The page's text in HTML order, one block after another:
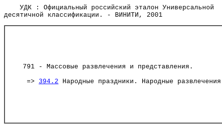
УДК : Официальный российский эталон Универсальной
десятичной классификации. - ВИНИТИ, 2001
791 - Массовые развлечения и представления.
=> 394.2 Народные праздники. Народные